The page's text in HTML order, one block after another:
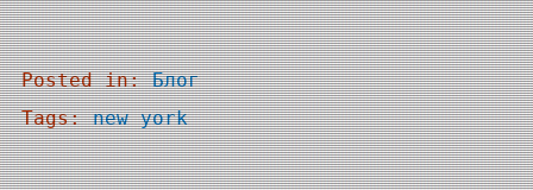
Posted in:Блог
Tags:new york